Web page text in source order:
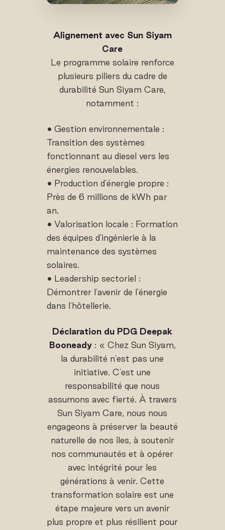
Alignement avec Sun Siyam
Care
Le programme solaire renforce
plusieurs piliers du cadre de
durabilité Sun Siyam Care,
notamment :
• Gestion environnementale :
Transition des systèmes
fonctionnant au diesel vers les
énergies renouvelables.
• Production d'énergie propre :
Près de 6 millions de kWh par
an.
• Valorisation locale : Formation
des équipes d'ingénierie à la
maintenance des systèmes
solaires.
• Leadership sectoriel :
Démontrer l'avenir de l'énergie
dans l'hôtellerie.
Déclaration du PDG Deepak
Booneady: « Chez Sun Siyam,
la durabilité n'est pas une
initiative. C'est une
responsabilité que nous
assumons avec fierté. À travers
Sun Siyam Care, nous nous
engageons à préserver la beauté
naturelle de nos îles, à soutenir
nos communautés et à opérer
avec intégrité pour les
générations à venir. Cette
transformation solaire est une
étape majeure vers un avenir
plus propre et plus résilient pour